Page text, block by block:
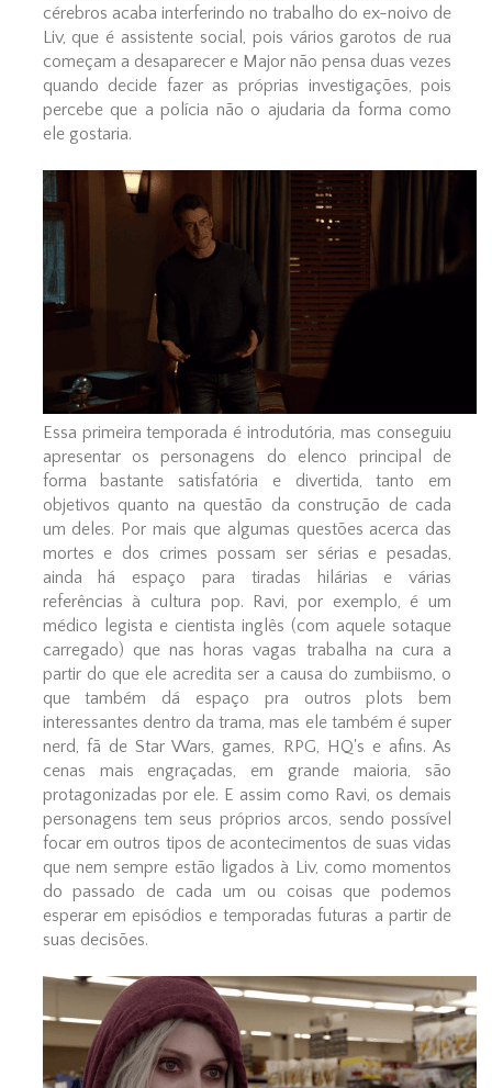
cérebros acaba interferindo no trabalho do ex-noivo de
Liv, que é assistente social, pois vários garotos de rua
começam a desaparecer e Major não pensa duas vezes
quando decide fazer as próprias investigações, pois
percebe que a polícia não o ajudaria da forma como
ele gostaria.
Essa primeira temporada é introdutória, mas conseguiu
apresentar os personagens do elenco principal de
forma bastante satisfatória e divertida, tanto em
objetivos quanto na questão da construção de cada
um deles. Por mais que algumas questões acerca das
mortes e dos crimes possam ser sérias e pesadas,
ainda há espaço para tiradas hilárias e várias
referências à cultura pop. Ravi, por exemplo, é um
médico legista e cientista inglês (com aquele sotaque
carregado) que nas horas vagas trabalha na cura a
partir do que ele acredita ser a causa do zumbiismo, o
que também dá espaço pra outros plots bem
interessantes dentro da trama, mas ele também é super
nerd, fã de Star Wars, games, RPG, HQ's e afins. As
cenas mais engraçadas, em grande maioria, são
protagonizadas por ele. E assim como Ravi, os demais
personagens tem seus próprios arcos, sendo possível
focar em outros tipos de acontecimentos de suas vidas
que nem sempre estão ligados à Liv, como momentos
do passado de cada um ou coisas que podemos
esperar em episódios e temporadas futuras a partir de
suas decisões.